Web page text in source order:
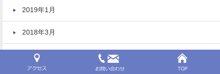
2019年1月
2018年3月
2018年2月